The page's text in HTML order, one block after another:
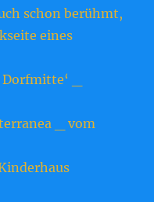
schon berühmt,
eines
_
_ vom